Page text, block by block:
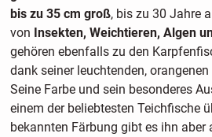
bis zu 35 cm groß, bis zu 30 Jahre
von Insekten, Weichtieren, Algen
gehören ebenfalls zu den
dank seiner leuchtenden,
Seine Farbe und sein besonderes
einem der beliebtesten Teichfische
bekannten Färbung gibt es ihn aber